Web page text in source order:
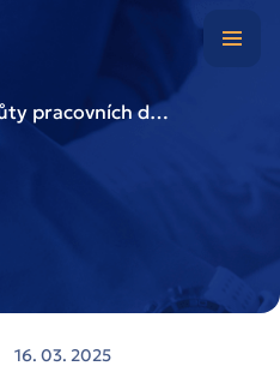
Archivační lhůty pracovních dokumentů: co, kdy a jak vyřadit?
16. 03. 2025